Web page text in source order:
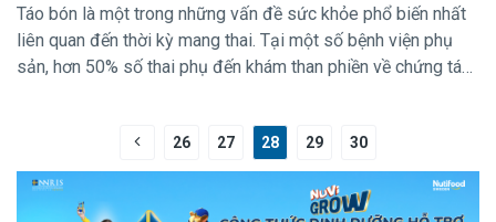
Táo bón là một trong những vấn đề sức khỏe phổ biến nhất
liên quan đến thời kỳ mang thai. Tại một số bệnh viện phụ
sản, hơn 50% số thai phụ đến khám than phiền về chứng táo
quan, chưa biết cách điều trị và phòng tránh.
26 27 28 29 30